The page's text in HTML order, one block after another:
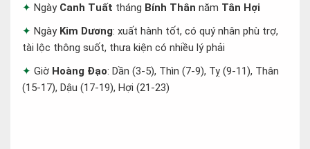
Ngày Canh Tuất tháng Bính Thân năm Tân Hợi
Ngày Kim Dương: xuất hành tốt, có quý nhân phù trợ,
tài lộc thông suốt, thưa kiện có nhiều lý phải
Giờ Hoàng Đạo: Dần (3-5), Thìn (7-9), Tỵ (9-11), Thân
(15-17), Dậu (17-19), Hợi (21-23)